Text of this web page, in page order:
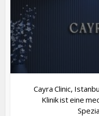
Cayra Clinic,
Klinik ist eine